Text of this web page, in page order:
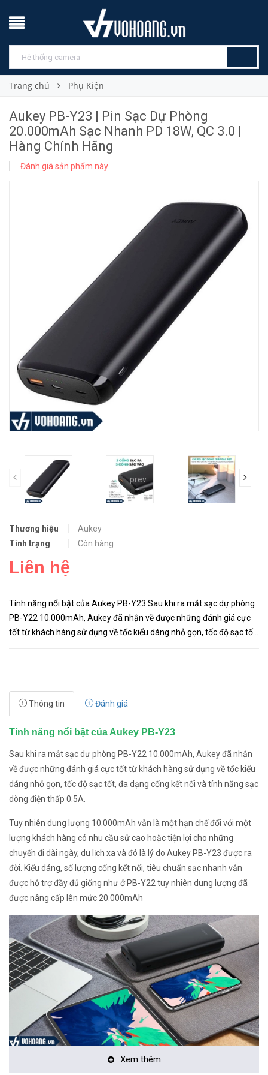
Trang chủ Phụ Kiện
Aukey PB-Y23 | Pin Sạc Dự Phòng
20.000mAh Sạc Nhanh PD 18W, QC 3.0 |
Hàng Chính Hãng
Đánh giá sản phẩm này
prev
Thương hiệu
Aukey
Tình trạng
Còn hàng
Liên hệ
Tính năng nổi bật của Aukey PB-Y23 Sau khi ra mắt sạc dự phòng
PB-Y22 10.000mAh, Aukey đã nhận về được những đánh giá cực
tốt từ khách hàng sử dụng về tốc kiểu dáng nhỏ gọn, tốc độ sạc tốt,
Thông tin Đánh giá
Tính năng nổi bật của Aukey PB-Y23
Sau khi ra mắt sạc dự phòng PB-Y22 10.000mAh, Aukey đã nhận
về được những đánh giá cực tốt từ khách hàng sử dụng về tốc kiểu
dáng nhỏ gọn, tốc độ sạc tốt, đa dạng cổng kết nối và tính năng sạc
dòng điện thấp 0.5A.
Tuy nhiên dung lượng 10.000mAh vẫn là một hạn chế đối với một
lượng khách hàng có nhu cầu sử cao hoặc tiện lợi cho những
chuyến đi dài ngày, du lịch xa và đó là lý do Aukey PB-Y23 được ra
đời. Kiểu dáng, số lượng cổng kết nối, tiêu chuẩn sạc nhanh vẫn
được hỗ trợ đầy đủ giống như ở PB-Y22 tuy nhiên dung lượng đã
được nâng cấp lên mức 20.000mAh
Bề mặt màu đen mờ chống vân tay có một cái nhìn và cảm giác
Xem thêm